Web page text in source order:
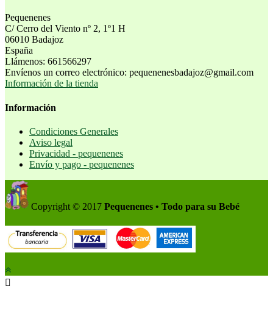
Pequenenes
C/ Cerro del Viento nº 2, 1º1 H
06010 Badajoz
España
Llámenos: 661566297
Envíenos un correo electrónico: pequenenesbadajoz@gmail.com
Información de la tienda
Información
Condiciones Generales
Aviso legal
Privacidad - pequenenes
Envío y pago - pequenenes
Copyright © 2017 Pequenenes • Todo para su Bebé
